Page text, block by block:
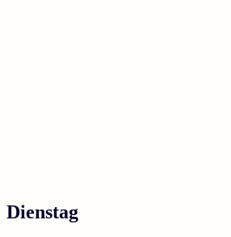
Dienstag